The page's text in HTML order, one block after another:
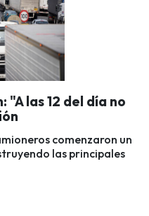
"A las 12 del día no
comenzaron un
las principales